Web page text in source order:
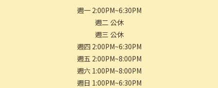
週一 2:00PM~6:30PM
週二 公休
週三 公休
週四 2:00PM~6:30PM
週五 2:00PM~8:00PM
週六 1:00PM~8:00PM
週日 1:00PM~6:30PM